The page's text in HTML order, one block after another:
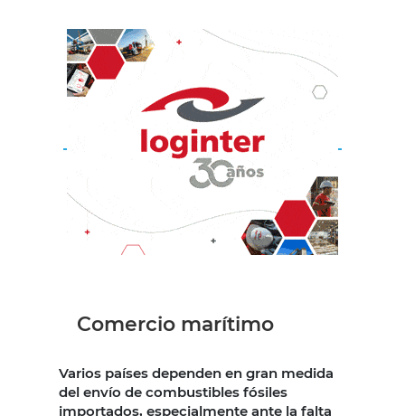
Comercio marítimo
Varios países dependen en gran medida
del envío de combustibles fósiles
importados, especialmente ante la falta